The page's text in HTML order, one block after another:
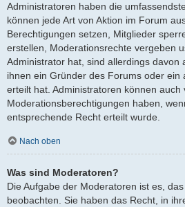
Administratoren haben die
können jede Art von Aktion im Forum
Berechtigungen setzen, Mitglieder
erstellen, Moderationsrechte vergeben
Administrator hat, sind allerdings davon
ihnen ein Gründer des Forums oder ein
erteilt hat. Administratoren können auch
Moderationsberechtigungen haben,
entsprechende Recht erteilt wurde.
Nach oben
Was sind Moderatoren?
Die Aufgabe der Moderatoren ist es,
beobachten. Sie haben das Recht, in